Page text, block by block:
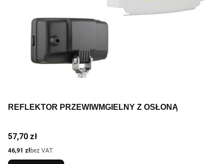
REFLEKTOR PRZEWIWMGIELNY Z OSŁONĄ
Cena
57,70 zł
Cena
46,91 złbez VAT